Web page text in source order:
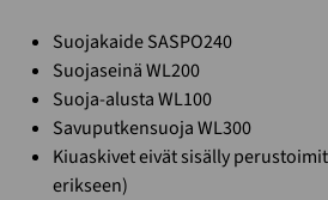
Suojakaide SASPO240
Suojaseinä WL200
Suoja-alusta WL100
Savuputkensuoja WL300
Kiuaskivet eivät sisälly
erikseen)